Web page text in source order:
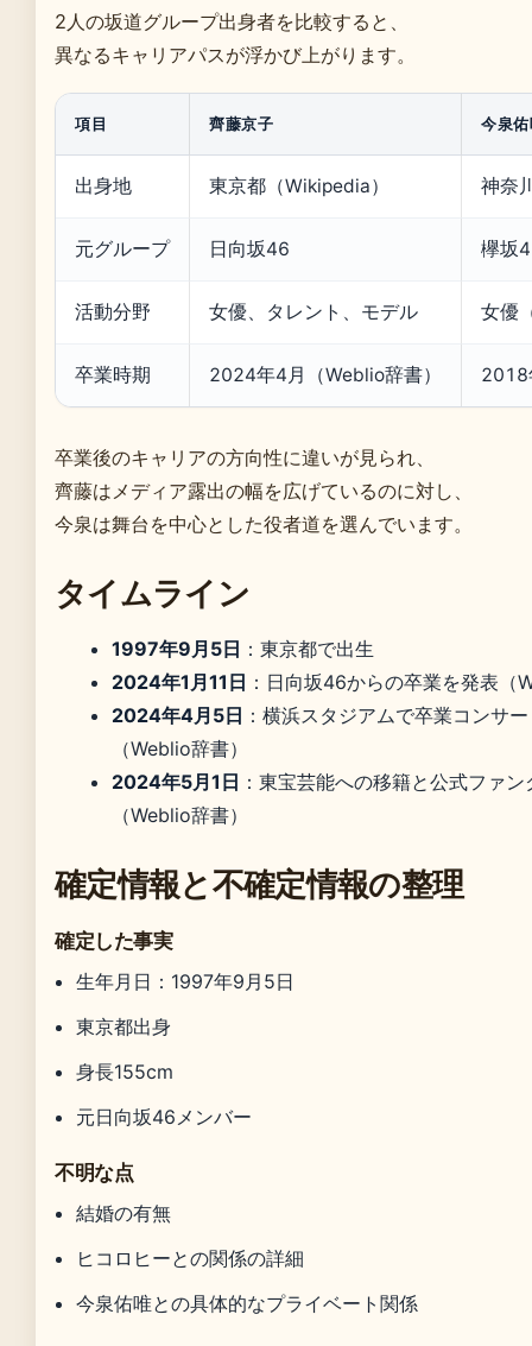
2人の坂道グループ出身者を比較すると、
異なるキャリアパスが浮かび上がります。
項目 齊藤京子 今泉
出身地 東京都（Wikipedia） 神奈
元グループ 日向坂46 欅坂
活動分野 女優、タレント、モデル 女優
卒業時期 2024年4月（Weblio辞書） 2018
卒業後のキャリアの方向性に違いが見られ、
齊藤はメディア露出の幅を広げているのに対し、
今泉は舞台を中心とした役者道を選んでいます。
タイムライン
1997年9月5日 ：東京都で出生
2024年1月11日 ：日向坂46からの卒業を発表（
2024年4月5日 ：横浜スタジアムで卒業コンサ
（Weblio辞書）
2024年5月1日 ：東宝芸能への移籍と公式ファ
（Weblio辞書）
確定情報と不確定情報の整理
確定した事実
生年月日：1997年9月5日
東京都出身
身長155cm
元日向坂46メンバー
不明な点
結婚の有無
ヒコロヒーとの関係の詳細
今泉佑唯との具体的なプライベート関係